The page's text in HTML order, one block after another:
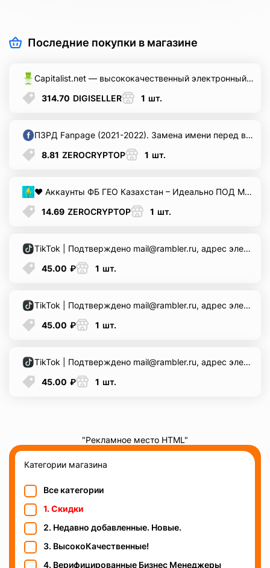
Последние покупки в магазине
Capitalist.net — высококачественный электронный кошелек ручной работы, максимальное доверие, регистрация через мобильное приложение, AU Proxy.
314.70 DIGISELLER 1 шт.
ПЗРД Fanpage (2021-2022). Замена имени перед выдачей.
8.81 ZEROCRYPTOP 1 шт.
❤️ Аккаунты ФБ ГЕО Казахстан – Идеально ПОД МАМКУ (КИНГ) - ФАРМ! Аватар + фотографии , Привязана почта+2FA. FP нет + User Agent + Прокачка ИНТЕРЕСОВ + Действия на сайтах с пикселем ФБ + Переход по предлагамой рекламе в ленте ФБ. Что бы запускать рекламу или хранить ресурсы - ИДЕАЛЬНО!
14.69 ZEROCRYPTOP 1 шт.
TikTok | Подтверждено mail@rambler.ru, адрес электронной почты указан | Пол (смешанный) | Имя на латыни | Профиль пуст | Зарегистрировано с IP-адресом смешанного типа
45.00 ₽ 1 шт.
TikTok | Подтверждено mail@rambler.ru, адрес электронной почты указан | Пол (смешанный) | Имя на латыни | Профиль пуст | Зарегистрировано с IP-адресом смешанного типа
45.00 ₽ 1 шт.
TikTok | Подтверждено mail@rambler.ru, адрес электронной почты указан | Пол (смешанный) | Имя на латыни | Профиль пуст | Зарегистрировано с IP-адресом смешанного типа
45.00 ₽ 1 шт.
"Рекламное место HTML"
Категории магазина
Все категории
1. Скидки
2. Недавно добавленные. Новые.
3. ВысокоКачественные!
4. Верифицированные Бизнес Менеджеры
Всего позиций в корзине
Всего товара в корзине